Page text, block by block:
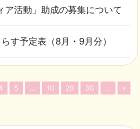
ア活動」助成の募集について
す予定表（8月・9月分）
5 ... 10 20 30 ...
»